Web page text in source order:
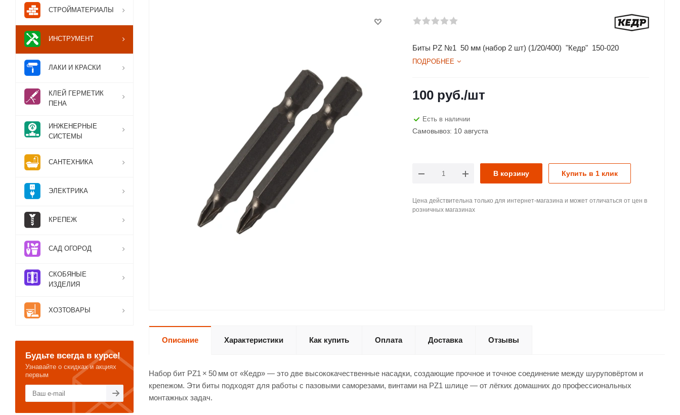
Биты PZ №1 50 мм (набор 2 шт) (1/20/400) "Кедр" 150-020
ПОДРОБНЕЕ
100 руб./шт
Есть в наличии
Самовывоз: 10 августа
В корзину Купить в 1 клик
Цена действительна только для интернет-магазина и может отличаться от цен в
розничных магазинах
Описание Характеристики Как купить Оплата Доставка Отзывы
Набор бит PZ1 × 50 мм от «Кедр» — это две высококачественные насадки, создающие прочное и точное соединение между шуруповёртом и
крепежом. Эти биты подходят для работы с пазовыми саморезами, винтами на PZ1 шлице — от лёгких домашних до профессиональных
монтажных задач.
СТРОЙМАТЕРИАЛЫ
ИНСТРУМЕНТ
ЛАКИ И КРАСКИ
КЛЕЙ ГЕРМЕТИК
ПЕНА
ИНЖЕНЕРНЫЕ
СИСТЕМЫ
САНТЕХНИКА
ЭЛЕКТРИКА
КРЕПЕЖ
САД ОГОРОД
СКОБЯНЫЕ
ИЗДЕЛИЯ
ХОЗТОВАРЫ
Будьте всегда в курсе!
Узнавайте о скидках и акциях
первым